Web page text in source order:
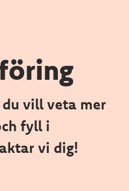
vill veta mer
fyll i
vi dig!